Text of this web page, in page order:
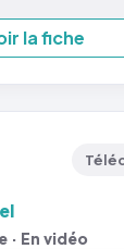
la fiche
· En vidéo